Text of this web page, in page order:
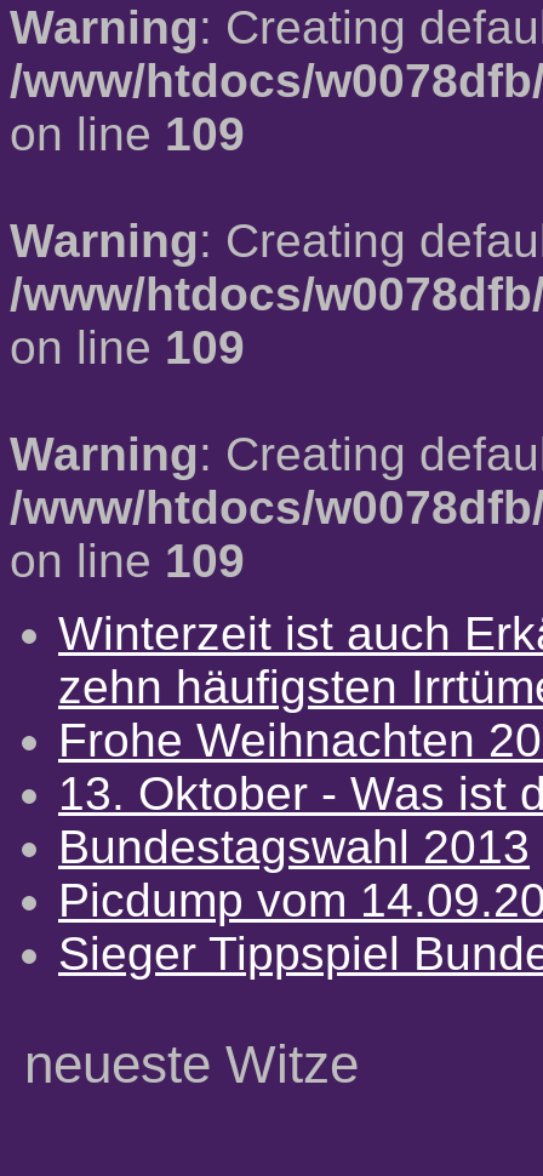
Warning: Creating
/www/htdocs/
on line 109
Warning: Creating
/www/htdocs/
on line 109
Warning: Creating
/www/htdocs/
on line 109
Winterzeit ist auch
zehn häufigsten
Frohe Weihnachten
13. Oktober - Was ist
Bundestagswahl 2013
Picdump vom
Sieger Tippspiel
neueste Witze